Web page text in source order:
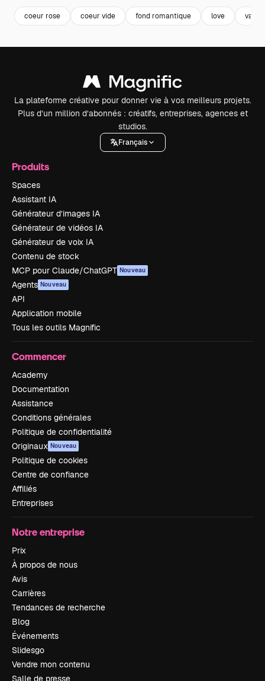
coeur rose coeur vide fond romantique love
La plateforme créative pour donner vie à vos meilleurs projets.
Plus d’un million d’abonnés : créatifs, entreprises, agences et
studios.
Français
Produits
Spaces
Assistant IA
Générateur d’images IA
Générateur de vidéos IA
Générateur de voix IA
Contenu de stock
MCP pour Claude/ChatGPT Nouveau
Agents Nouveau
API
Application mobile
Tous les outils Magnific
Commencer
Academy
Documentation
Assistance
Conditions générales
Politique de confidentialité
Originaux Nouveau
Politique de cookies
Centre de confiance
Affiliés
Entreprises
Notre entreprise
Prix
À propos de nous
Avis
Carrières
Tendances de recherche
Blog
Événements
Slidesgo
Vendre mon contenu
Salle de presse